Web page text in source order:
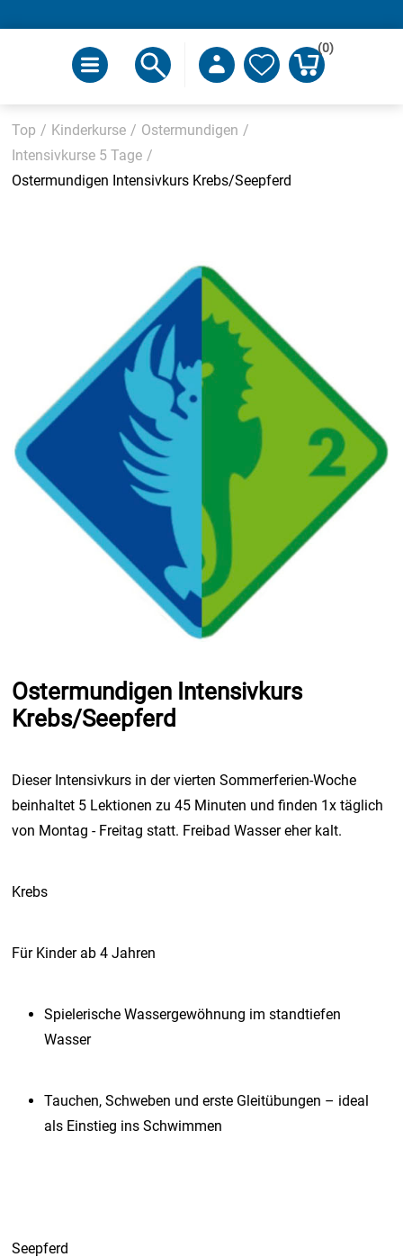
(0)
Top / Kinderkurse / Ostermundigen /
Intensivkurse 5 Tage /
Ostermundigen Intensivkurs Krebs/Seepferd
Ostermundigen Intensivkurs
Krebs/Seepferd
Dieser Intensivkurs in der vierten Sommerferien-Woche
beinhaltet 5 Lektionen zu 45 Minuten und finden 1x täglich
von Montag - Freitag statt. Freibad Wasser eher kalt.
Krebs
Für Kinder ab 4 Jahren
Spielerische Wassergewöhnung im standtiefen
Wasser
Tauchen, Schweben und erste Gleitübungen – ideal
als Einstieg ins Schwimmen
Seepferd